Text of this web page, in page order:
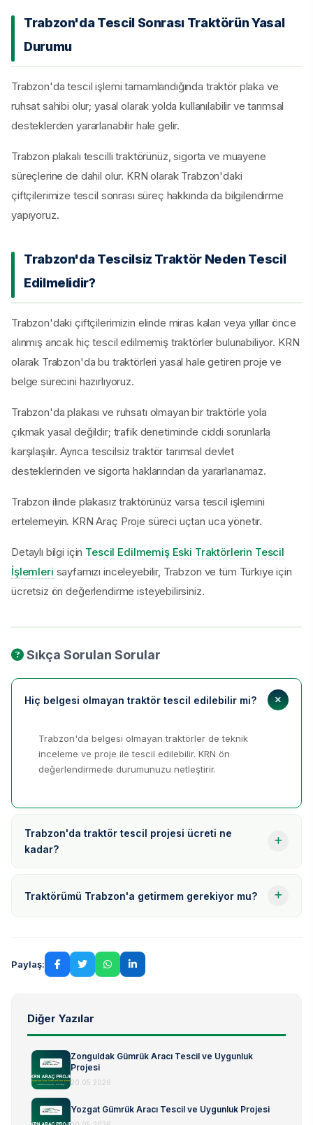
Trabzon'da Tescil Sonrası Traktörün Yasal
Durumu
Trabzon'da tescil işlemi tamamlandığında traktör plaka ve
ruhsat sahibi olur; yasal olarak yolda kullanılabilir ve tarımsal
desteklerden yararlanabilir hale gelir.
Trabzon plakalı tescilli traktörünüz, sigorta ve muayene
süreçlerine de dahil olur. KRN olarak Trabzon'daki
çiftçilerimize tescil sonrası süreç hakkında da bilgilendirme
yapıyoruz.
Trabzon'da Tescilsiz Traktör Neden Tescil
Edilmelidir?
Trabzon'daki çiftçilerimizin elinde miras kalan veya yıllar önce
alınmış ancak hiç tescil edilmemiş traktörler bulunabiliyor. KRN
olarak Trabzon'da bu traktörleri yasal hale getiren proje ve
belge sürecini hazırlıyoruz.
Trabzon'da plakası ve ruhsatı olmayan bir traktörle yola
çıkmak yasal değildir; trafik denetiminde ciddi sorunlarla
karşılaşılır. Ayrıca tescilsiz traktör tarımsal devlet
desteklerinden ve sigorta haklarından da yararlanamaz.
Trabzon ilinde plakasız traktörünüz varsa tescil işlemini
ertelemeyin. KRN Araç Proje süreci uçtan uca yönetir.
Detaylı bilgi için Tescil Edilmemiş Eski Traktörlerin Tescil
İşlemleri sayfamızı inceleyebilir, Trabzon ve tüm Türkiye için
ücretsiz ön değerlendirme isteyebilirsiniz.
Sıkça Sorulan Sorular
Hiç belgesi olmayan traktör tescil edilebilir mi?
Trabzon'da belgesi olmayan traktörler de teknik
inceleme ve proje ile tescil edilebilir. KRN ön
değerlendirmede durumunuzu netleştirir.
Trabzon'da traktör tescil projesi ücreti ne
kadar?
Traktörümü Trabzon'a getirmem gerekiyor mu?
Paylaş:
Diğer Yazılar
Zonguldak Gümrük Aracı Tescil ve Uygunluk
Projesi
20.05.2026
Yozgat Gümrük Aracı Tescil ve Uygunluk Projesi